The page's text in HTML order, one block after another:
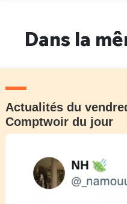
Dans la
Actualités du
Comptwoir du jour